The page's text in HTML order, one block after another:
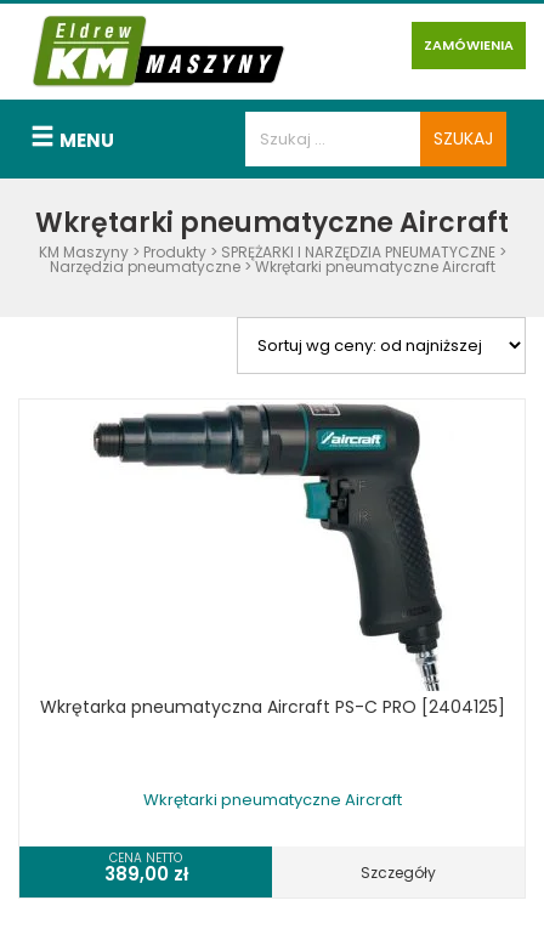
ZAMÓWIENIA
MENU
Wkrętarki pneumatyczne Aircraft
KM Maszyny> Produkty> SPRĘŻARKI I NARZĘDZIA PNEUMATYCZNE>
Narzędzia pneumatyczne>Wkrętarki pneumatyczne Aircraft
Wkrętarka pneumatyczna Aircraft PS-C PRO [2404125]
Wkrętarki pneumatyczne Aircraft
CENA NETTO
389,00 zł Szczegóły